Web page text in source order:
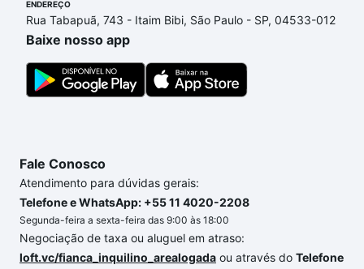
ainda tem alguma dúvida dos custos envolvidos no
processo de compra, veja em nosso portal quanto
custa comprar um apartamento
gente para comprar o imóvel dos seus sonhos com
segurança e conforto. Loft, com você até as
ENDEREÇO
Rua Tabapuã, 743 - Itaim Bibi, São Paulo - SP, 04533-012
Baixe nosso app
Fale Conosco
Atendimento para dúvidas gerais:
Telefone e WhatsApp: +55 11 4020-2208
Segunda-feira a sexta-feira das 9:00 às 18:00
Negociação de taxa ou aluguel em atraso:
loft.vc/fianca_inquilino_arealogada ou através do Telefone